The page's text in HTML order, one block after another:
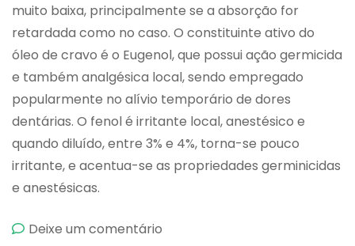
muito baixa, principalmente se a absorção for
retardada como no caso. O constituinte ativo do
óleo de cravo é o Eugenol, que possui ação germicida
e também analgésica local, sendo empregado
popularmente no alívio temporário de dores
dentárias. O fenol é irritante local, anestésico e
quando diluído, entre 3% e 4%, torna-se pouco
irritante, e acentua-se as propriedades germinicidas
e anestésicas.
Deixe um comentário